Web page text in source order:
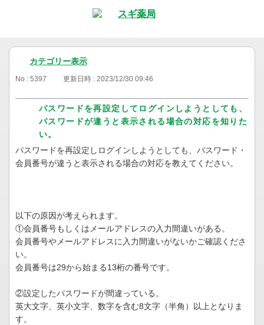
カテゴリー表示
No : 5397 更新日時 : 2023/12/30 09:46
パスワードを再設定してログインしようとしても、
パスワードが違うと表示される場合の対応を知りた
い。
パスワードを再設定しログインしようとしても、パスワード・
会員番号が違うと表示される場合の対応を教えてください。
以下の原因が考えられます。
①会員番号もしくはメールアドレスの入力間違いがある。
会員番号やメールアドレスに入力間違いがないかご確認くださ
い。
会員番号は29から始まる13桁の番号です。
②設定したパスワードが間違っている。
英大文字、英小文字、数字を含む8文字（半角）以上となりま
す。